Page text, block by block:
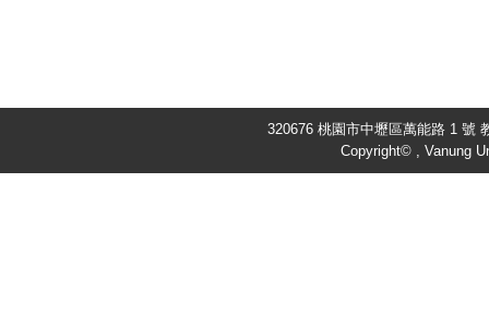
320676 桃園市中壢區萬能路 1 號
Copyright© , Vanung